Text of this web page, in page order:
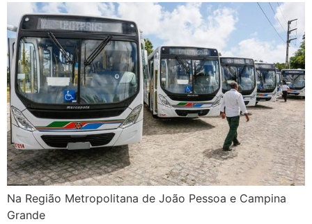
Na Região Metropolitana de João Pessoa e Campina
Grande